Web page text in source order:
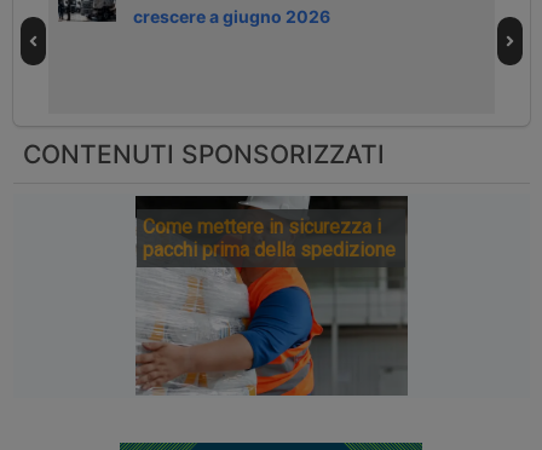
crescere a giugno 2026
CONTENUTI SPONSORIZZATI
Come mettere in sicurezza i
pacchi prima della spedizione